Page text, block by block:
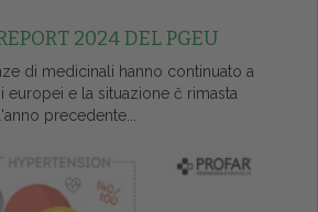
2024 DEL PGEU
di medicinali hanno continuato a
europei e la situazione č rimasta
precedente...